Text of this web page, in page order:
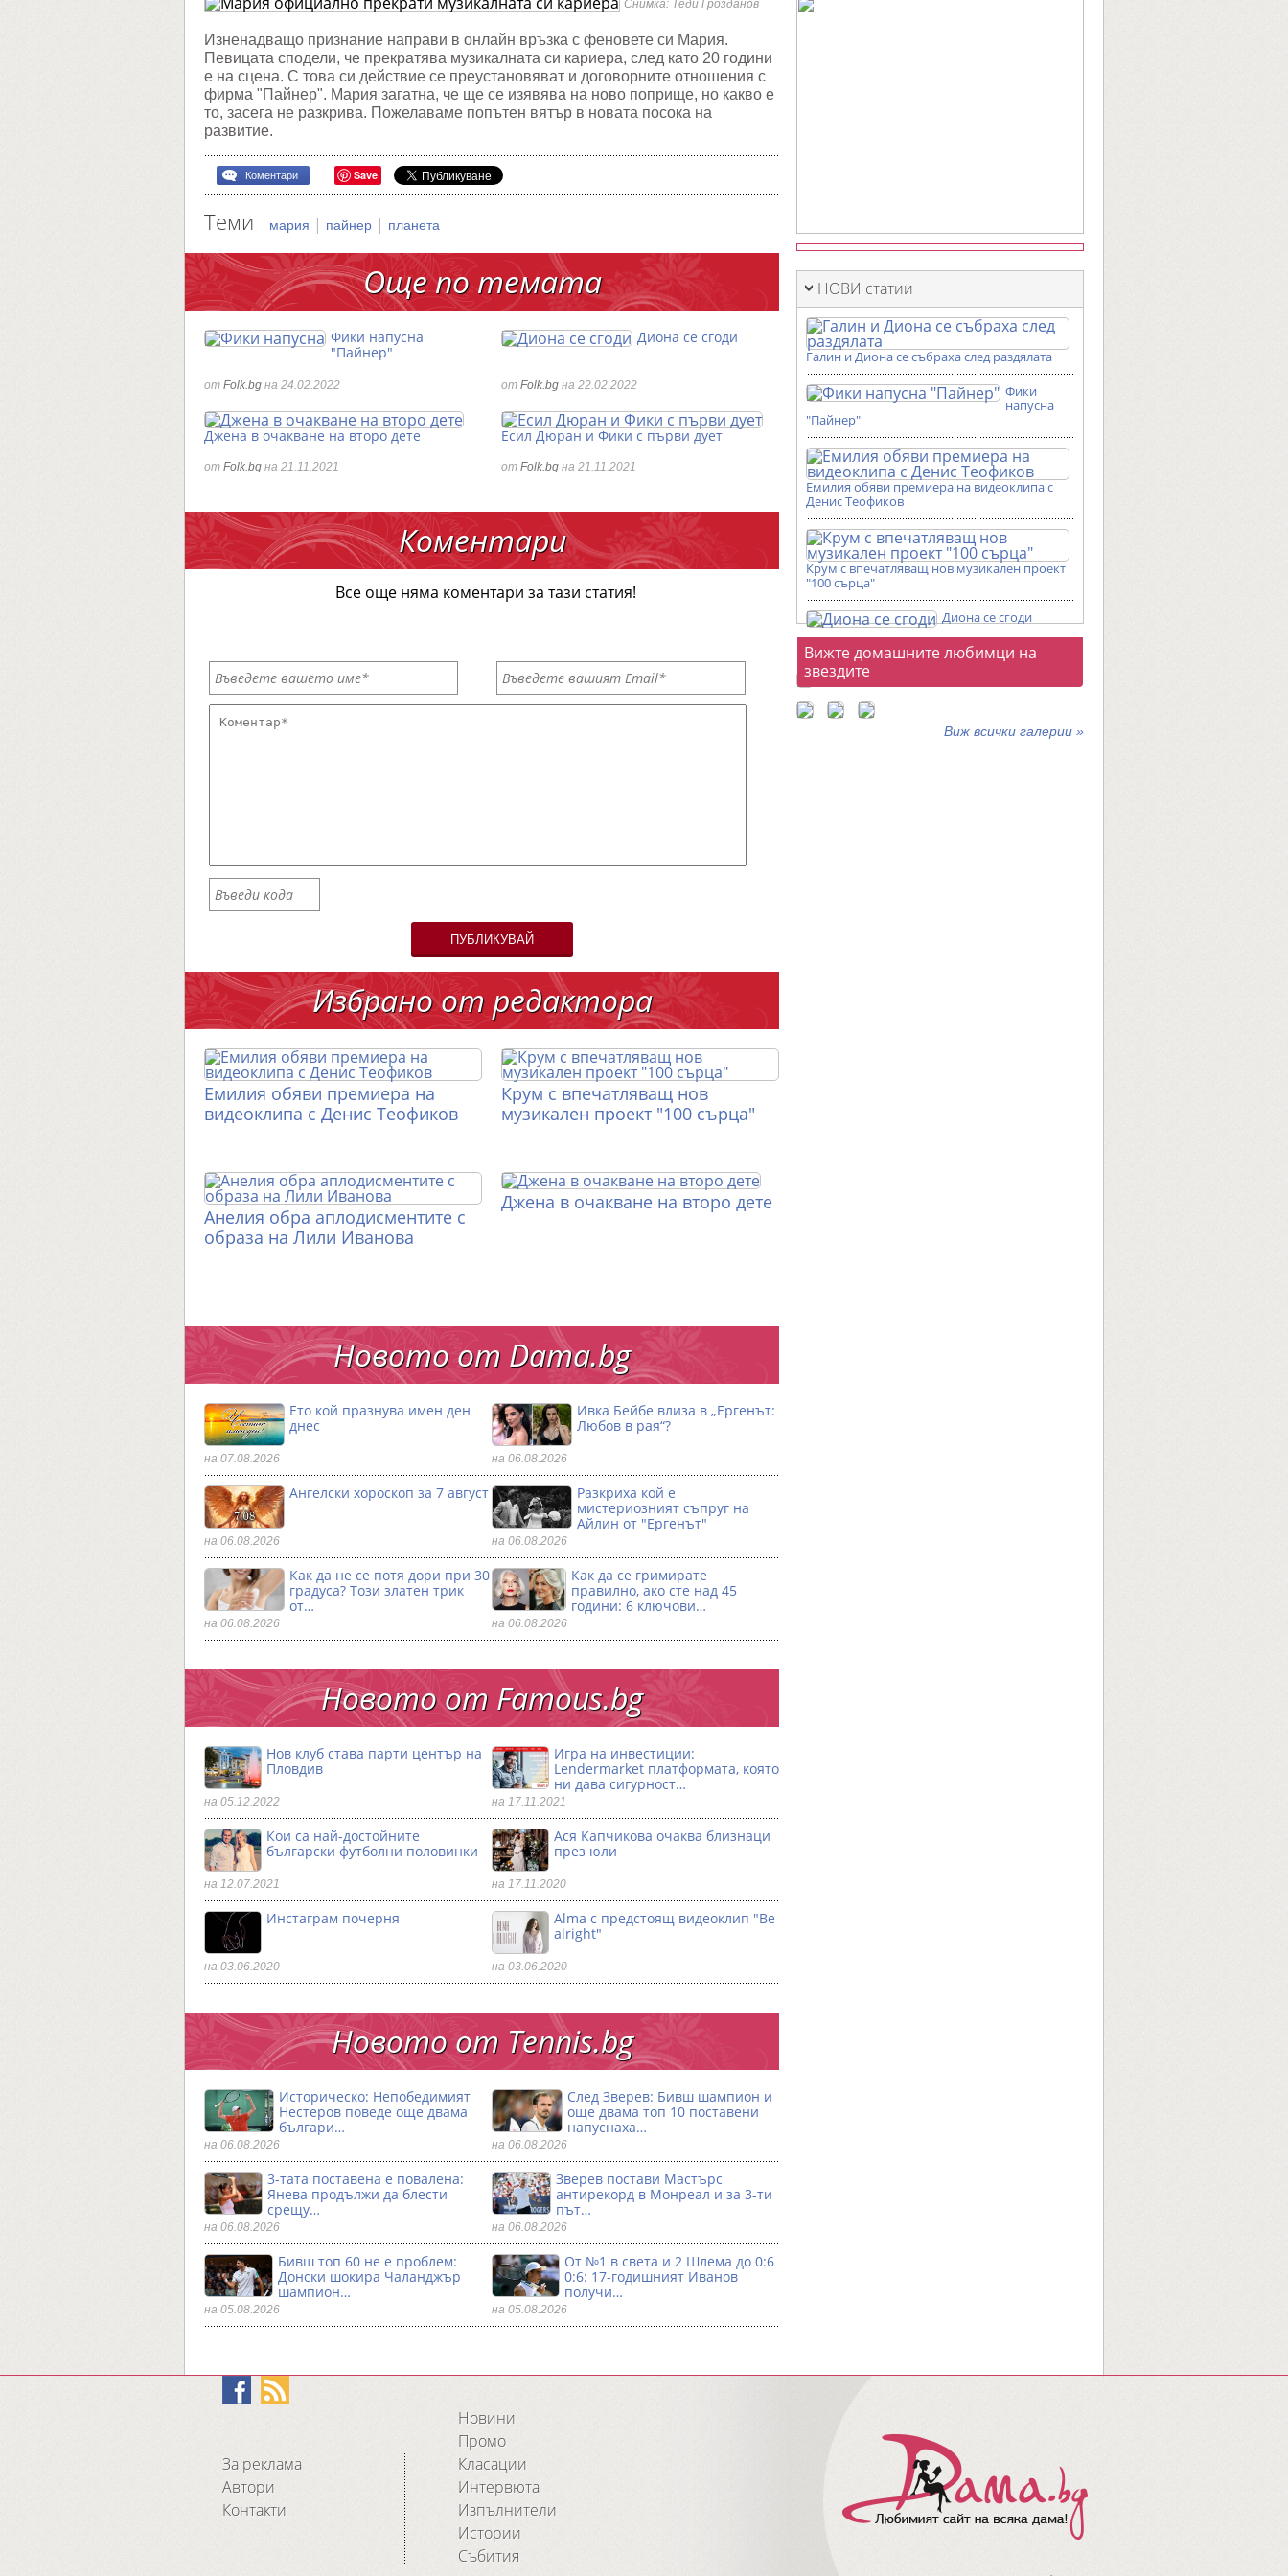
си
Снимка: Теди Грозданов
Изненадващо признание направи в онлайн връзка с феновете си Мария.
Певицата сподели, че прекратява музикалната си кариера, след като 20 години
е на сцена. С това си действие се преустановяват и договорните отношения с
фирма "Пайнер". Мария загатна, че ще се изявява на ново поприще, но какво е
то, засега не разкрива. Пожелаваме попътен вятър в новата посока на
развитие.
Коментари Save
Теми мария | пайнер | планета
Още по темата
Фики напусна
"Пайнер"
от Folk.bg на 24.02.2022
Диона се сгоди
от Folk.bg на 22.02.2022
Джена в очакване на второ дете
от Folk.bg на 21.11.2021
Есил Дюран и Фики с първи дует
от Folk.bg на 21.11.2021
Коментари
Все още няма коментари за тази статия!
ПУБЛИКУВАЙ
Избрано от редактора
Емилия обяви премиера на
видеоклипа с Денис Теофиков
Крум с впечатляващ нов
музикален проект "100 сърца"
Анелия обра аплодисментите с
образа на Лили Иванова
Джена в очакване на второ дете
Новото от Dama.bg
Ето кой празнува имен ден
днес
на 07.08.2026
Ивка Бейбе влиза в „Ергенът:
Любов в рая“?
на 06.08.2026
Ангелски хороскоп за 7 август
на 06.08.2026
Разкриха кой е
мистериозният съпруг на
Айлин от "Ергенът"
на 06.08.2026
Как да не се потя дори при 30
градуса? Този златен трик
от…
на 06.08.2026
Как да се гримирате
правилно, ако сте над 45
години: 6 ключови…
на 06.08.2026
Новото от Famous.bg
Нов клуб става парти център на
Пловдив
на 05.12.2022
Игра на инвестиции:
Lendermarket платформата, която
ни дава сигурност…
на 17.11.2021
Кои са най-достойните
български футболни половинки
на 12.07.2021
Ася Капчикова очаква близнаци
през юли
на 17.11.2020
Инстаграм почерня
на 03.06.2020
Alma с предстоящ видеоклип "Be
alright"
на 03.06.2020
Новото от Тennis.bg
Историческо: Непобедимият
Нестеров поведе още двама
българи…
на 06.08.2026
След Зверев: Бивш шампион и
още двама топ 10 поставени
напуснаха…
на 06.08.2026
3-тата поставена е повалена:
Янева продължи да блести
срещу…
на 06.08.2026
Зверев постави Мастърс
антирекорд в Монреал и за 3-ти
път…
на 06.08.2026
Бивш топ 60 не е проблем:
Донски шокира Чаланджър
шампион…
на 05.08.2026
От №1 в света и 2 Шлема до 0:6
0:6: 17-годишният Иванов
получи…
на 05.08.2026
НОВИ статии
Галин и Диона се събраха след раздялата
Фики
напусна
"Пайнер"
Емилия обяви премиера на видеоклипа с
Денис Теофиков
Крум с впечатляващ нов музикален проект
"100 сърца"
Диона се сгоди
Фотогалерии
Вижте домашните любимци на
звездите
Виж всички галерии »
За реклама
Автори
Контакти
Новини
Промо
Класации
Интервюта
Изпълнители
Истории
Събития